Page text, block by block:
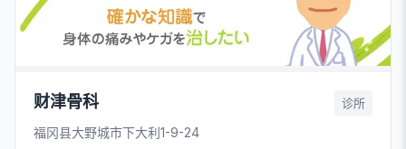
财津骨科 诊所
福冈县大野城市下大利1-9-24